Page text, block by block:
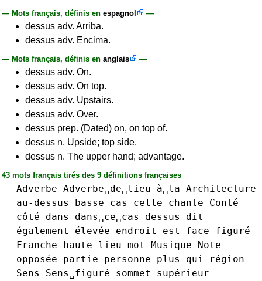
— Mots français, définis en espagnol —
dessus adv. Arriba.
dessus adv. Encima.
— Mots français, définis en anglais —
dessus adv. On.
dessus adv. On top.
dessus adv. Upstairs.
dessus adv. Over.
dessus prep. (Dated) on, on top of.
dessus n. Upside; top side.
dessus n. The upper hand; advantage.
43 mots français tirés des 9 définitions françaises
Adverbe Adverbe␣de␣lieu à␣la Architecture
au-dessus
basse cas celle chante
Conté
côté
dans dans␣ce␣cas dessus
dit
également
élevée endroit est face
figuré
Franche
haute lieu mot Musique
Note
opposée
partie personne plus qui
région
Sens
Sens␣figuré sommet
supérieur